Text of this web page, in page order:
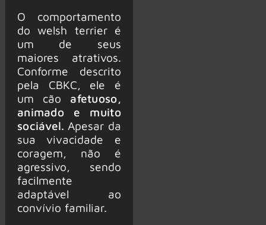
O comportamento
do welsh terrier é
um de seus
maiores atrativos.
Conforme descrito
pela CBKC, ele é
um cão afetuoso,
animado e muito
sociável. Apesar da
sua vivacidade e
coragem, não é
agressivo, sendo
facilmente
adaptável ao
convívio familiar.